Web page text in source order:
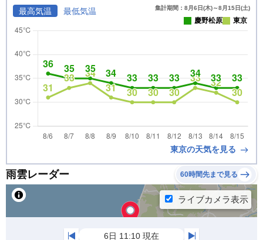
最高気温 最低気温 集計期間：8月6日(木)～8月15日(土)
慶野松原 東京
東京の天気を見る
雨雲レーダー 60時間先まで見る